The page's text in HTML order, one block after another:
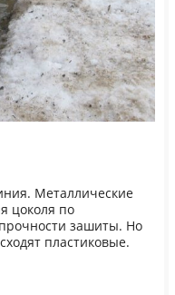
Металлические
цоколя по
зашиты. Но
пластиковые.